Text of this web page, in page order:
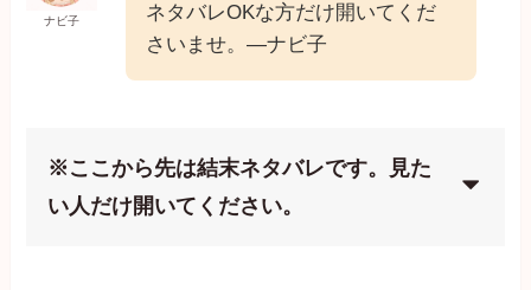
ナビ子
ネタバレOKな方だけ開いてくだ
さいませ。—ナビ子
※ここから先は結末ネタバレです。見た
い人だけ開いてください。